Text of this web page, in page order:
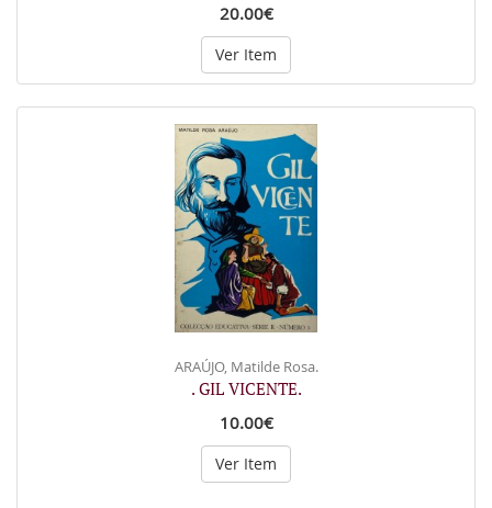
20.00€
Ver Item
ARAÚJO, Matilde Rosa.
. GIL VICENTE.
10.00€
Ver Item